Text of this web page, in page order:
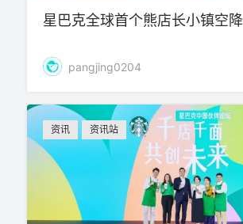
星巴克全球首个熊店长小镇空
pangjing0204
资讯 资讯站